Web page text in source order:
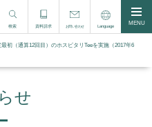
検索 資料請求 お問い合わせ Language MENU
初（通算12回目）のホスピタリTeeを実施（2017年6
せ